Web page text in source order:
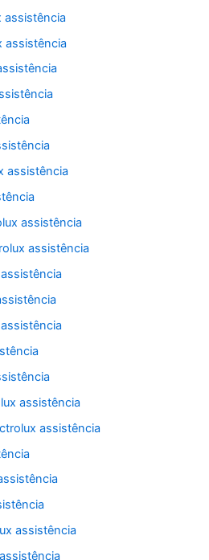
assistência
assistência
assistência
assistência
assistência
assistência
assistência
assistência